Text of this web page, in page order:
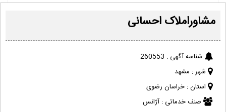
مشاوراملاک احسانی
شناسه آگهی : 260553
شهر : مشهد
استان : خراسان رضوی
صنف خدماتی : آژانس